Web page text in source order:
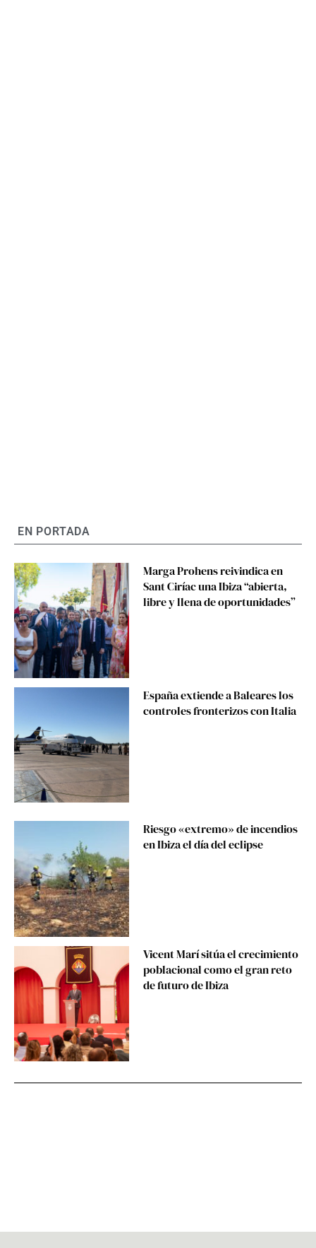
EN PORTADA
Marga Prohens reivindica en
Sant Ciríac una Ibiza “abierta,
libre y llena de oportunidades”
España extiende a Baleares los
controles fronterizos con Italia
Riesgo «extremo» de incendios
en Ibiza el día del eclipse
Vicent Marí sitúa el crecimiento
poblacional como el gran reto
de futuro de Ibiza